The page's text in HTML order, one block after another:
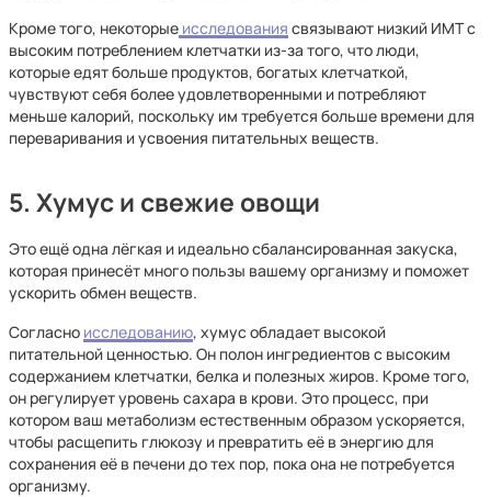
Кроме того, некоторые исследования связывают низкий ИМТ с
высоким потреблением клетчатки из-за того, что люди,
которые едят больше продуктов, богатых клетчаткой,
чувствуют себя более удовлетворенными и потребляют
меньше калорий, поскольку им требуется больше времени для
переваривания и усвоения питательных веществ.
5. Хумус и свежие овощи
Это ещё одна лёгкая и идеально сбалансированная закуска,
которая принесёт много пользы вашему организму и поможет
ускорить обмен веществ.
Согласно исследованию, хумус обладает высокой
питательной ценностью. Он полон ингредиентов с высоким
содержанием клетчатки, белка и полезных жиров. Кроме того,
он регулирует уровень сахара в крови. Это процесс, при
котором ваш метаболизм естественным образом ускоряется,
чтобы расщепить глюкозу и превратить её в энергию для
сохранения её в печени до тех пор, пока она не потребуется
организму.